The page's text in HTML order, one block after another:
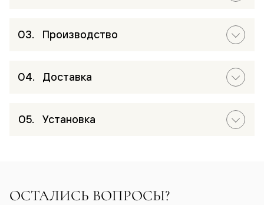
Производство
Доставка
Установка
ОСТАЛИСЬ ВОПРОСЫ?